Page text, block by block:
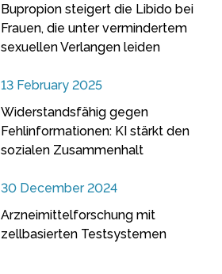
Bupropion steigert die Libido bei
Frauen, die unter vermindertem
sexuellen Verlangen leiden
13 February 2025
Widerstandsfähig gegen
Fehlinformationen: KI stärkt den
sozialen Zusammenhalt
30 December 2024
Arzneimittelforschung mit
zellbasierten Testsystemen